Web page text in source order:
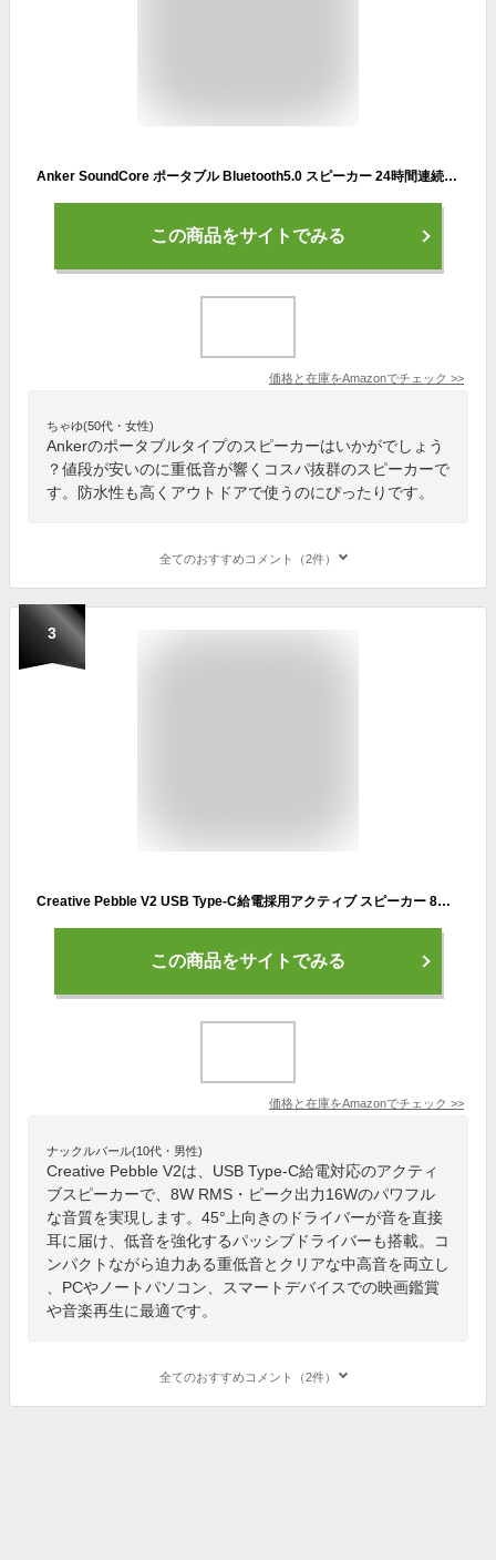
Anker SoundCore ポータブル Bluetooth5.0 スピーカー 24時間連続再生可能【デュアルドライバー / IPX5防水規格 / ワイヤレススピーカー/内蔵マイク搭載】 (ブラック)
この商品をサイトでみる
価格と在庫をAmazonでチェック >>
ちゃゆ(50代・女性)
Ankerのポータブルタイプのスピーカーはいかがでしょう
？値段が安いのに重低音が響くコスパ抜群のスピーカーで
す。防水性も高くアウトドアで使うのにぴったりです。
全てのおすすめコメント（2件）
3
Creative Pebble V2 USB Type-C給電採用アクティブ スピーカー 8W RMS ピーク出力16W パワフル出力 45°上向きドライバー 重低音 パッシブ ドライバー SP-PBLV2-BK
この商品をサイトでみる
価格と在庫をAmazonでチェック >>
ナックルバール(10代・男性)
Creative Pebble V2は、USB Type-C給電対応のアクティ
ブスピーカーで、8W RMS・ピーク出力16Wのパワフル
な音質を実現します。45°上向きのドライバーが音を直接
耳に届け、低音を強化するパッシブドライバーも搭載。コ
ンパクトながら迫力ある重低音とクリアな中高音を両立し
、PCやノートパソコン、スマートデバイスでの映画鑑賞
や音楽再生に最適です。
全てのおすすめコメント（2件）